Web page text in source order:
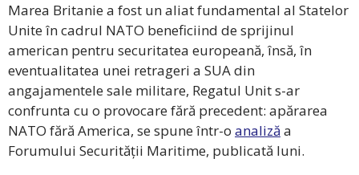
Marea Britanie a fost un aliat fundamental al Statelor
Unite în cadrul NATO beneficiind de sprijinul
american pentru securitatea europeană, însă, în
eventualitatea unei retrageri a SUA din
angajamentele sale militare, Regatul Unit s-ar
confrunta cu o provocare fără precedent: apărarea
NATO fără America, se spune într-o analiză a
Forumului Securității Maritime, publicată luni.